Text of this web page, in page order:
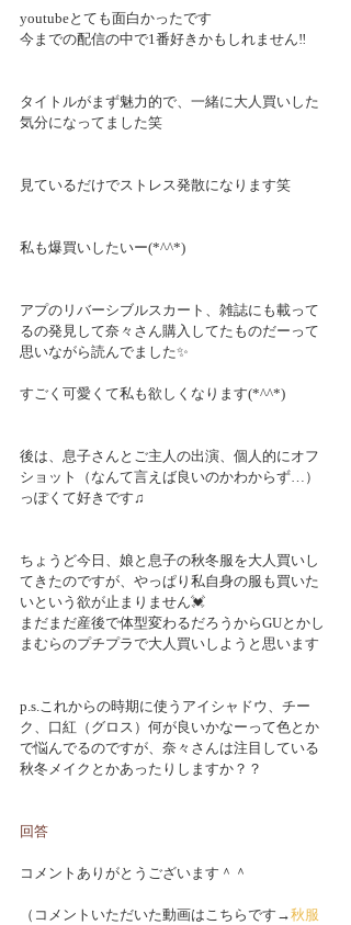
youtubeとても面白かったです
今までの配信の中で1番好きかもしれません‼️
タイトルがまず魅力的で、一緒に大人買いした
気分になってました笑
見ているだけでストレス発散になります笑
私も爆買いしたいー(*^^*)
アプのリバーシブルスカート、雑誌にも載って
るの発見して奈々さん購入してたものだーって
思いながら読んでました✨
すごく可愛くて私も欲しくなります(*^^*)
後は、息子さんとご主人の出演、個人的にオフ
ショット（なんて言えば良いのかわからず…）
っぽくて好きです♫
ちょうど今日、娘と息子の秋冬服を大人買いし
てきたのですが、やっぱり私自身の服も買いた
いという欲が止まりません💓
まだまだ産後で体型変わるだろうからGUとかし
まむらのプチプラで大人買いしようと思います
p.s.これからの時期に使うアイシャドウ、チー
ク、口紅（グロス）何が良いかなーって色とか
で悩んでるのですが、奈々さんは注目している
秋冬メイクとかあったりしますか？？
回答
コメントありがとうございます＾＾
（コメントいただいた動画はこちらです→秋服